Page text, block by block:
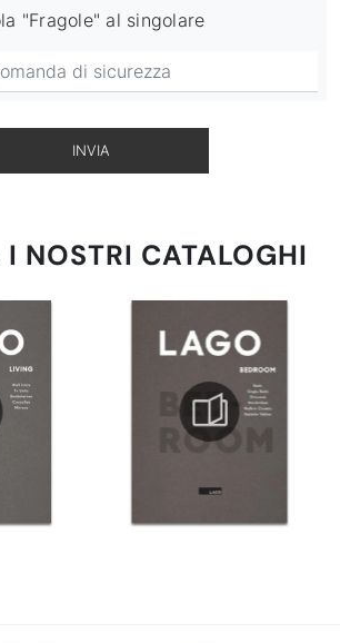
NOSTRI CATALOGHI
"Fragole" al singolare
INVIA